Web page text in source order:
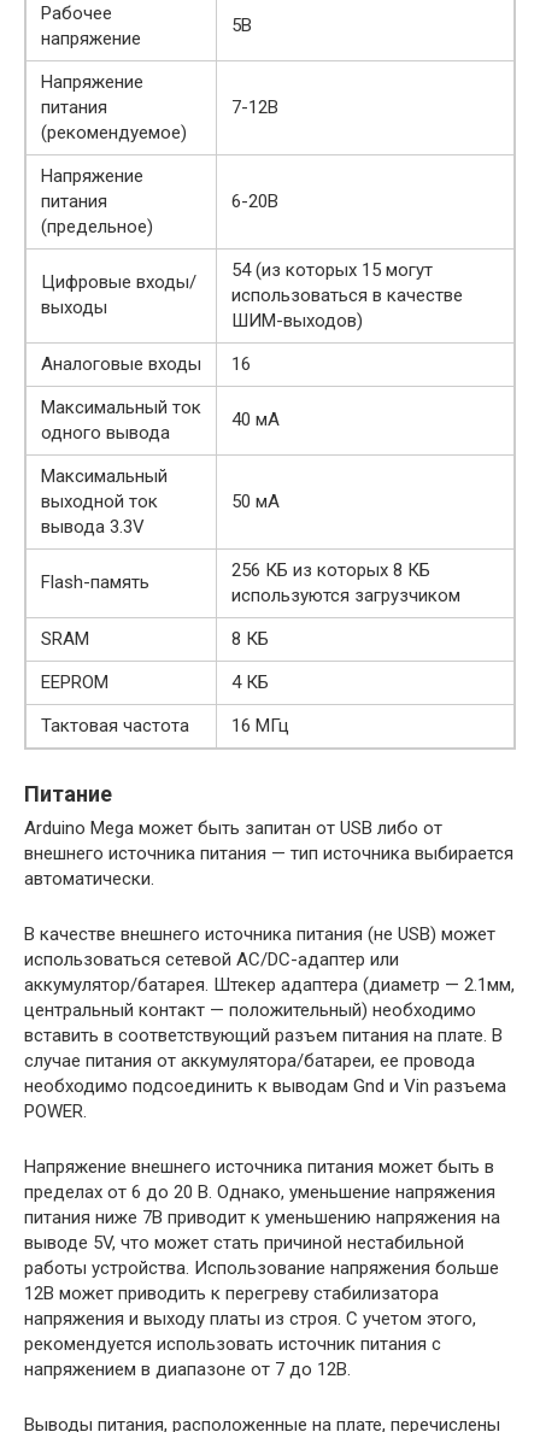
Рабочее
напряжение
5В
Напряжение
питания
(рекомендуемое)
7-12В
Напряжение
питания
(предельное)
6-20В
Цифровые входы/
выходы
54 (из которых 15 могут
использоваться в качестве
ШИМ-выходов)
Аналоговые входы
16
Максимальный ток
одного вывода
40 мА
Максимальный
выходной ток
вывода 3.3V
50 мА
Flash-память
256 КБ из которых 8 КБ
используются загрузчиком
SRAM
8 КБ
EEPROM
4 КБ
Тактовая частота
16 МГц
Питание
Arduino Mega может быть запитан от USB либо от
внешнего источника питания — тип источника выбирается
автоматически.
В качестве внешнего источника питания (не USB) может
использоваться сетевой AC/DC-адаптер или
аккумулятор/батарея. Штекер адаптера (диаметр — 2.1мм,
центральный контакт — положительный) необходимо
вставить в соответствующий разъем питания на плате. В
случае питания от аккумулятора/батареи, ее провода
необходимо подсоединить к выводам Gnd и Vin разъема
POWER.
Напряжение внешнего источника питания может быть в
пределах от 6 до 20 В. Однако, уменьшение напряжения
питания ниже 7В приводит к уменьшению напряжения на
выводе 5V, что может стать причиной нестабильной
работы устройства. Использование напряжения больше
12В может приводить к перегреву стабилизатора
напряжения и выходу платы из строя. С учетом этого,
рекомендуется использовать источник питания с
напряжением в диапазоне от 7 до 12В.
Выводы питания, расположенные на плате, перечислены